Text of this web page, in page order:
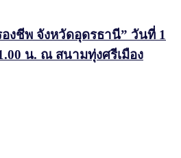
งชีพ จังหวัดอุดรธานี” วันที่ 1
น. ณ สนามทุ่งศรีเมือง